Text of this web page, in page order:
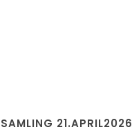
21.APRIL2026